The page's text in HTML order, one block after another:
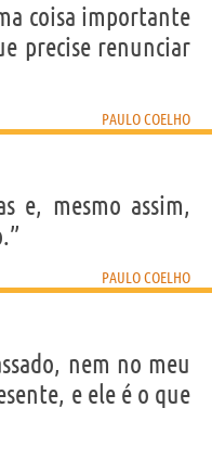
coisa importante
precise renunciar
PAULO COELHO
e, mesmo assim,
PAULO COELHO
nem no meu
e ele é o que